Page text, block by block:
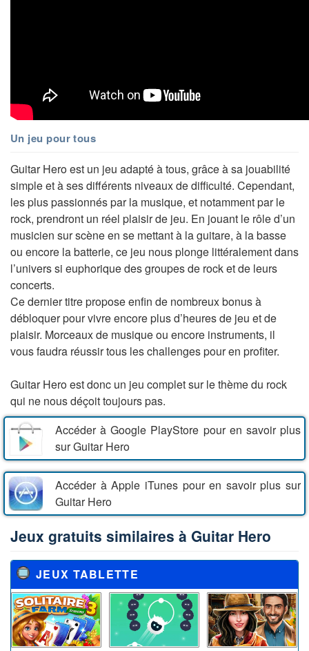
Un jeu pour tous
Guitar Hero est un jeu adapté à tous, grâce à sa jouabilité
simple et à ses différents niveaux de difficulté. Cependant,
les plus passionnés par la musique, et notamment par le
rock, prendront un réel plaisir de jeu. En jouant le rôle d’un
musicien sur scène en se mettant à la guitare, à la basse
ou encore la batterie, ce jeu nous plonge littéralement dans
l’univers si euphorique des groupes de rock et de leurs
concerts.
Ce dernier titre propose enfin de nombreux bonus à
débloquer pour vivre encore plus d’heures de jeu et de
plaisir. Morceaux de musique ou encore instruments, il
vous faudra réussir tous les challenges pour en profiter.
Guitar Hero est donc un jeu complet sur le thème du rock
qui ne nous déçoit toujours pas.
Accéder à Google PlayStore pour en savoir plus
sur Guitar Hero
Accéder à Apple iTunes pour en savoir plus sur
Guitar Hero
Jeux gratuits similaires à Guitar Hero
JEUX TABLETTE